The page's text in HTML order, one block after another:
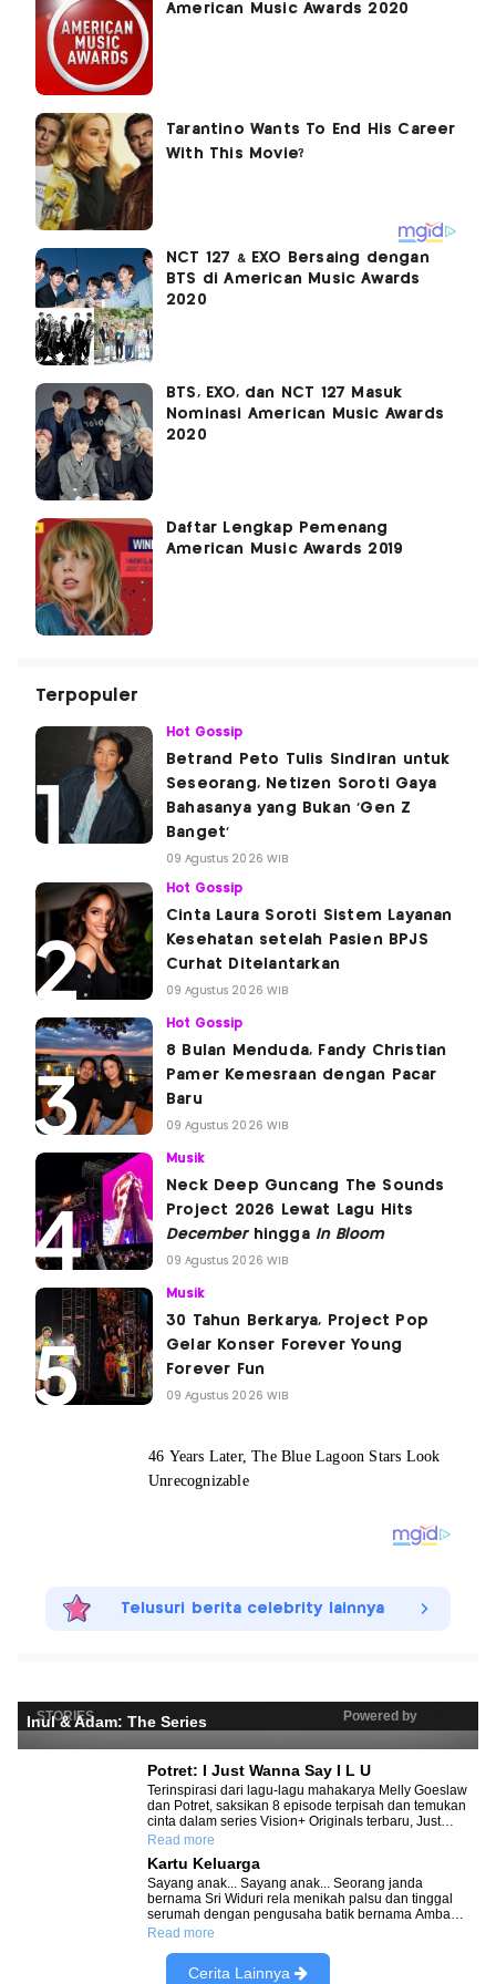
American Music Awards 2020
NCT 127 & EXO Bersaing dengan
BTS di American Music Awards
2020
BTS, EXO, dan NCT 127 Masuk
Nominasi American Music Awards
2020
Daftar Lengkap Pemenang
American Music Awards 2019
Terpopuler
Hot Gossip
Betrand Peto Tulis Sindiran untuk
Seseorang, Netizen Soroti Gaya
Bahasanya yang Bukan 'Gen Z
Banget'
09 Agustus 2026 WIB
Hot Gossip
Cinta Laura Soroti Sistem Layanan
Kesehatan setelah Pasien BPJS
Curhat Ditelantarkan
09 Agustus 2026 WIB
Hot Gossip
8 Bulan Menduda, Fandy Christian
Pamer Kemesraan dengan Pacar
Baru
09 Agustus 2026 WIB
Musik
Neck Deep Guncang The Sounds
Project 2026 Lewat Lagu Hits
Decemberhingga In Bloom
09 Agustus 2026 WIB
Musik
30 Tahun Berkarya, Project Pop
Gelar Konser Forever Young
Forever Fun
09 Agustus 2026 WIB
Telusuri berita celebrity lainnya